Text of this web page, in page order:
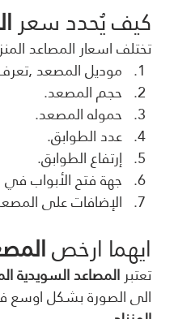
كيف يُحدد سعر
تختلف اسعار المصاعد
موديل المصعد
حجم المصعد.
حموله المصعد.
عدد الطوابق.
إرتفاع الطوابق.
جهة فتح الأبواب
الإضافات على
ايهما ارخص
تعتبر المصاعد السويدية
الى الصورة بشكل اوسع